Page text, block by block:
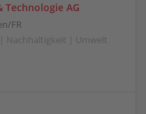
Technologie AG
FR
Nachhaltigkeit | Umwelt